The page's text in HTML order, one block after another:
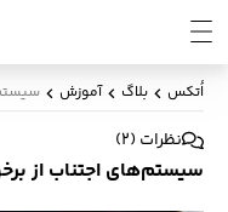
اُتکس بلاگ آموزش
نظرات (
2
)
سیستم‌های اجتناب از